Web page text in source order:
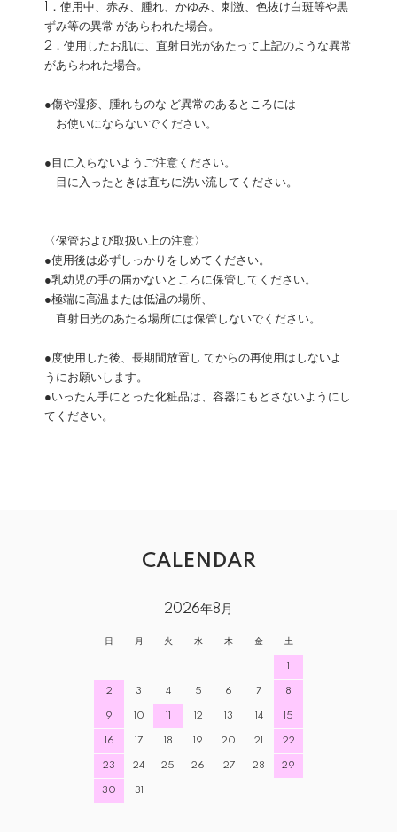
1．使用中、赤み、腫れ、かゆみ、刺激、色抜け白斑等や黒
ずみ等の異常 があらわれた場合。
2．使用したお肌に、直射日光があたって上記のような異常
があらわれた場合。
●傷や湿疹、腫れものな ど異常のあるところには
お使いにならないでください。
●目に入らないようご注意ください。
目に入ったときは直ちに洗い流してください。
〈保管および取扱い上の注意〉
●使用後は必ずしっかりをしめてください。
●乳幼児の手の届かないところに保管してください。
●極端に高温または低温の場所、
直射日光のあたる場所には保管しないでください。
●度使用した後、長期間放置し てからの再使用はしないよ
うにお願いします。
●いったん手にとった化粧品は、容器にもどさないようにし
てください。
CALENDAR
2026年8月
日 月 火 水 木 金 土
1
2 3 4 5 6 7 8
9 10 11 12 13 14 15
16 17 18 19 20 21 22
23 24 25 26 27 28 29
30 31